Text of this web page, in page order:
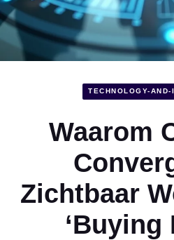
TECHNOLOGY-AND-
Waarom
Zichtbaar
‘Buying